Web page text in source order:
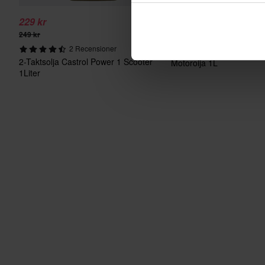
229 kr
249 kr
2 Recensioner
2-Taktsolja Castrol Power 1 Scooter
1Liter
Motorolja 1L